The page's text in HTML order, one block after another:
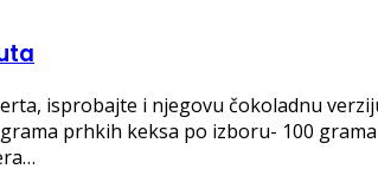
isprobajte i njegovu čokoladnu
prhkih keksa po izboru- 100